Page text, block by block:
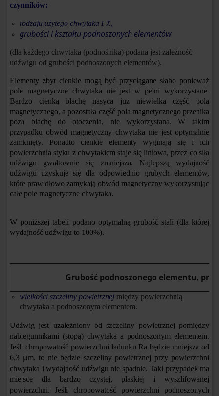
czynników:
rodzaju użytego chwytaka FX,
grubości i kształtu podnoszonych elementów
(dla każdego chwytaka (podnośnika) podana jest zależność
udźwigu od grubości podnoszonych elementów).
Elementy zbyt cienkie mogą być przyciągane słabo ponieważ
pole magnetyczne chwytaka nie jest w pełni wykorzystane.
Bardzo cienką blachę nasyca już niewielka część pola
magnetycznego, a pozostała część pola magnetycznego przenika
poza blachę do otoczenia, nie wykorzystana. W takim
przypadku obwód magnetyczny chwytaka nie jest optymalnie
zamknięty. Ponadto cienkie elementy wyginają się i ich
powierzchnia styku z chwytakiem staje się liniowa, przez co siła
udźwigu gwałtownie się zmniejsza. Najlepszą wydajność
udźwigu uzyskuje się dla odpowiednio grubych elementów,
które prawidłowo zamykają obwód magnetyczny wykorzystując
całe pole magnetyczne chwytaka.
W poniższej tabeli podano optymalną grubość stali (dla której
wydajność udźwigu to 100%).
Grubość podnoszonego elementu,
wielkości szczeliny powietrznej między powierzchnią
chwytaka a podnoszonym elementem.
Udźwig jest uzależniony od szczeliny powietrznej pomiędzy
nabiegunnikami (stopą) chwytaka a podnoszonym elementem.
Jeśli chropowatość powierzchni ładunku Ra będzie mniejsza od
6,3 μm, to nie będzie szczeliny powietrznej przy powierzchni
chwytaka i wydajność udźwigu nie spadnie. Taki przypadek ma
miejsce dla bardzo czystej, płaskiej i wyszlifowanej
powierzchni. Jeśli chropowatość powierzchni podnoszonych